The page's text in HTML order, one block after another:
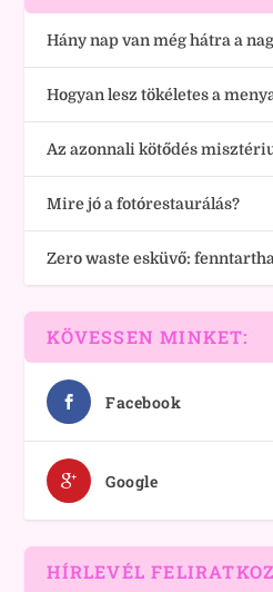
Hány nap van még hátra a
Hogyan lesz tökéletes a
Az azonnali kötődés
Mire jó a fotórestaurálás?
Zero waste esküvő:
KÖVESSEN MINKET:
Facebook
Google
HÍRLEVÉL